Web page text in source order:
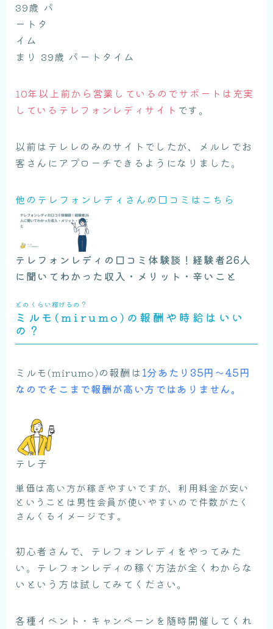
まり 39歳 パートタイム
10年以上前から営業しているのでサポートは充実
しているテレフォンレディサイト です。
以前はテレレのみのサイトでしたが、メルレでお
客さんにアプローチできるようになりました。
他のテレフォンレディさんの口コミはこちら
テレフォンレディの口コミ体験談！経験者26人
に聞いてわかった収入・メリット・辛いこと
どのくらい稼げるの？
ミルモ(mirumo)の報酬や時給はいい
の？
ミルモ(mirumo)の報酬は 1分あたり35円〜45円
なのでそこまで報酬が高い方ではありません。
テレ子
単価は高い方が稼ぎやすいですが、利用料金が安い
ということは男性会員が使いやすいので件数がたく
さんくるイメージです。
初心者さんで、テレフォンレディをやってみた
い。テレフォンレディの稼ぐ方法が全くわからな
いという方は試してみてください。
各種イベント・キャンペーンを随時開催してくれ